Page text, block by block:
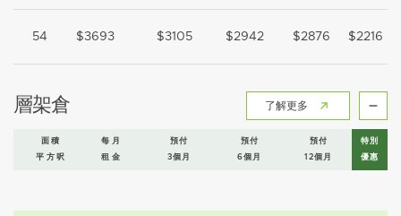
54 $3693 $3105 $2942 $2876 $2216
層架倉 了解更多
面積
平方呎
每月
租金
預付
3個月
預付
6個月
預付
12個月
特別
優惠